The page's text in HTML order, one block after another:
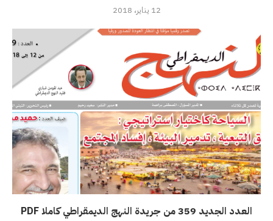
12 يناير، 2018
العدد الجديد 359 من جريدة النهج الديمقراطي كاملا PDF